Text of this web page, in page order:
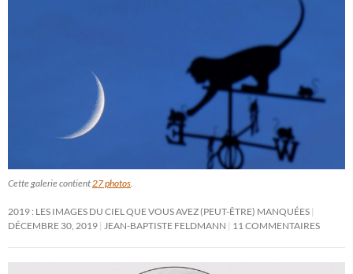
Cette galerie contient 27 photos
2019 : LES IMAGES DU CIEL QUE VOUS AVEZ (PEUT-ÊTRE) MANQUÉES
DÉCEMBRE 30, 2019
JEAN-BAPTISTE FELDMANN 11 COMMENTAIRES